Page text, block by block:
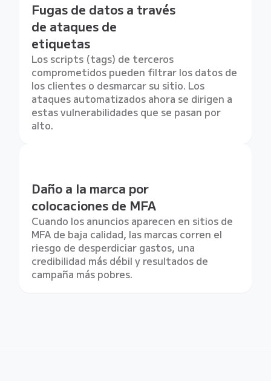
Fugas de datos a través
de ataques de
etiquetas
Los scripts (tags) de terceros
comprometidos pueden filtrar los datos de
los clientes o desmarcar su sitio. Los
ataques automatizados ahora se dirigen a
estas vulnerabilidades que se pasan por
alto.
Daño a la marca por
colocaciones de MFA
Cuando los anuncios aparecen en sitios de
MFA de baja calidad, las marcas corren el
riesgo de desperdiciar gastos, una
credibilidad más débil y resultados de
campaña más pobres.